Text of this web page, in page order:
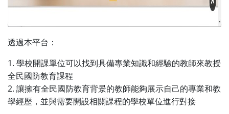
透過本平台：
1. 學校開課單位可以找到具備專業知識和經驗的教師來教授
全民國防教育課程
2. 讓擁有全民國防教育背景的教師能夠展示自己的專業和教
學經歷，並與需要開設相關課程的學校單位進行對接